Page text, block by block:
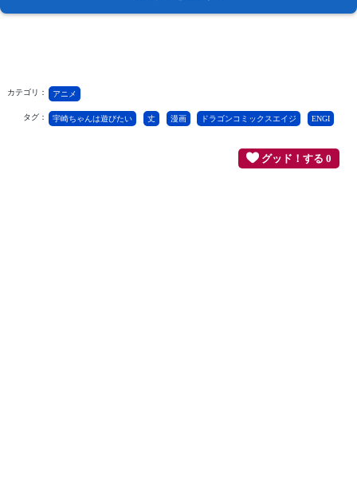
カテゴリ： アニメ
タグ： 宇崎ちゃんは遊びたい 丈 漫画 ドラゴンコミックスエイジ ENGI
グッド！する 0